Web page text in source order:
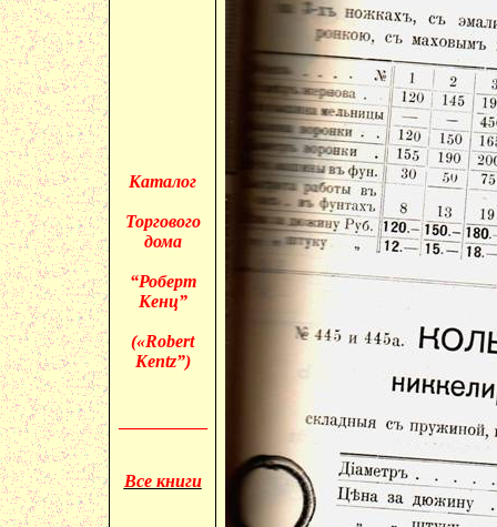
Каталог
Торгового
дома
“Роберт
Кенц”
(«Robert
Kentz”)
Все книги